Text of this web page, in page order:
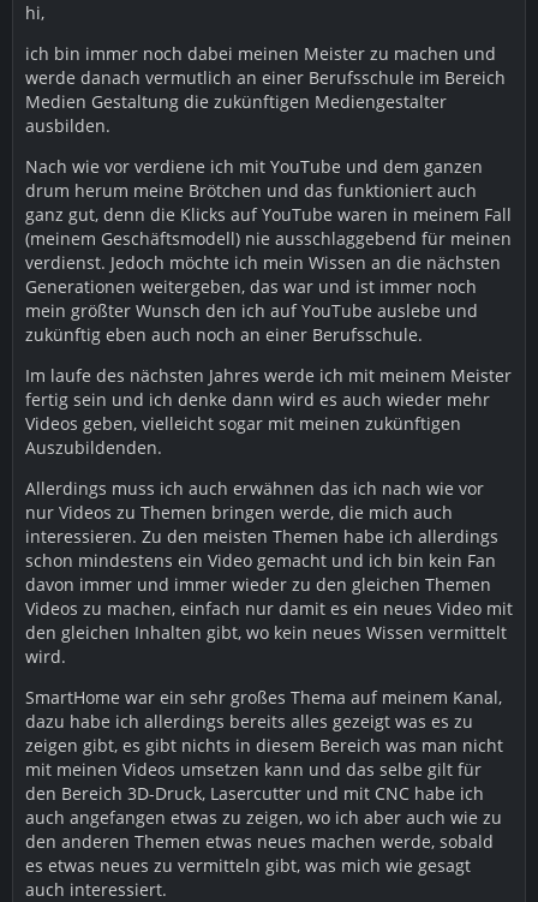
hi,
ich bin immer noch dabei meinen Meister zu machen und
werde danach vermutlich an einer Berufsschule im Bereich
Medien Gestaltung die zukünftigen Mediengestalter
ausbilden.
Nach wie vor verdiene ich mit YouTube und dem ganzen
drum herum meine Brötchen und das funktioniert auch
ganz gut, denn die Klicks auf YouTube waren in meinem Fall
(meinem Geschäftsmodell) nie ausschlaggebend für meinen
verdienst. Jedoch möchte ich mein Wissen an die nächsten
Generationen weitergeben, das war und ist immer noch
mein größter Wunsch den ich auf YouTube auslebe und
zukünftig eben auch noch an einer Berufsschule.
Im laufe des nächsten Jahres werde ich mit meinem Meister
fertig sein und ich denke dann wird es auch wieder mehr
Videos geben, vielleicht sogar mit meinen zukünftigen
Auszubildenden.
Allerdings muss ich auch erwähnen das ich nach wie vor
nur Videos zu Themen bringen werde, die mich auch
interessieren. Zu den meisten Themen habe ich allerdings
schon mindestens ein Video gemacht und ich bin kein Fan
davon immer und immer wieder zu den gleichen Themen
Videos zu machen, einfach nur damit es ein neues Video mit
den gleichen Inhalten gibt, wo kein neues Wissen vermittelt
wird.
SmartHome war ein sehr großes Thema auf meinem Kanal,
dazu habe ich allerdings bereits alles gezeigt was es zu
zeigen gibt, es gibt nichts in diesem Bereich was man nicht
mit meinen Videos umsetzen kann und das selbe gilt für
den Bereich 3D-Druck, Lasercutter und mit CNC habe ich
auch angefangen etwas zu zeigen, wo ich aber auch wie zu
den anderen Themen etwas neues machen werde, sobald
es etwas neues zu vermitteln gibt, was mich wie gesagt
auch interessiert.